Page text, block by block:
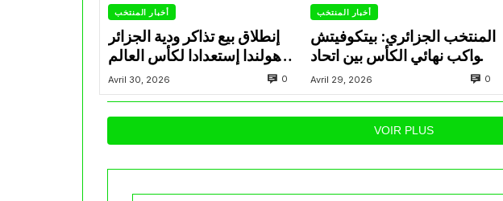
أخبار المنتخب
إنطلاق بيع تذاكر ودية الجزائر
وهولندا إستعدادا لكأس العالم
2026
Avril 30, 2026 0
أخبار المنتخب
المنتخب الجزائري: بيتكوفيتش
يواكب نهائي الكأس بين اتحاد
العاصمة وشباب بلوزداد ويضع
عدة لاعبين تحت المجهر
Avril 29, 2026 0
VOIR PLUS